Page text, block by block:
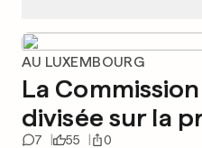
AU LUXEMBOURG
La
divisée sur la
7 55 0